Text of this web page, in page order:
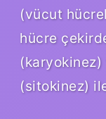
(vücut
hücre
(karyokinez)
(sitokinez)